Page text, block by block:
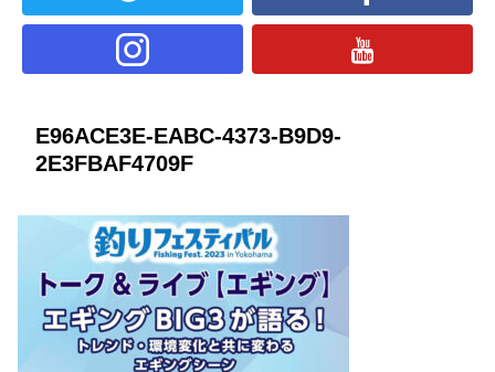
E96ACE3E-EABC-4373-B9D9-
2E3FBAF4709F